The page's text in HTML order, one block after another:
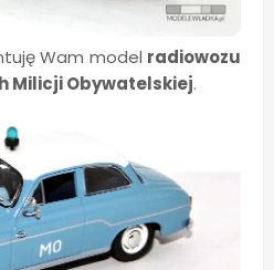
Wam model radiowozu
Milicji Obywatelskiej.